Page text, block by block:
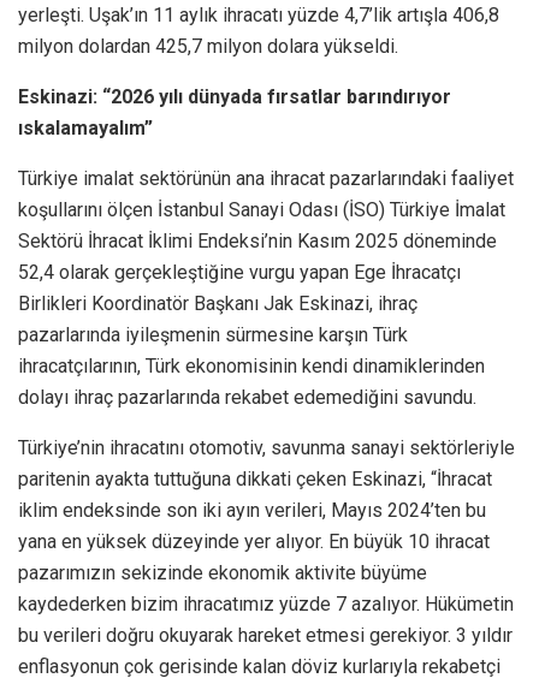
yerleşti. Uşak’ın 11 aylık ihracatı yüzde 4,7’lik artışla 406,8
milyon dolardan 425,7 milyon dolara yükseldi.
Eskinazi: “2026 yılı dünyada fırsatlar barındırıyor
ıskalamayalım”
Türkiye imalat sektörünün ana ihracat pazarlarındaki faaliyet
koşullarını ölçen İstanbul Sanayi Odası (İSO) Türkiye İmalat
Sektörü İhracat İklimi Endeksi’nin Kasım 2025 döneminde
52,4 olarak gerçekleştiğine vurgu yapan Ege İhracatçı
Birlikleri Koordinatör Başkanı Jak Eskinazi, ihraç
pazarlarında iyileşmenin sürmesine karşın Türk
ihracatçılarının, Türk ekonomisinin kendi dinamiklerinden
dolayı ihraç pazarlarında rekabet edemediğini savundu.
Türkiye’nin ihracatını otomotiv, savunma sanayi sektörleriyle
paritenin ayakta tuttuğuna dikkati çeken Eskinazi, “İhracat
iklim endeksinde son iki ayın verileri, Mayıs 2024’ten bu
yana en yüksek düzeyinde yer alıyor. En büyük 10 ihracat
pazarımızın sekizinde ekonomik aktivite büyüme
kaydederken bizim ihracatımız yüzde 7 azalıyor. Hükümetin
bu verileri doğru okuyarak hareket etmesi gerekiyor. 3 yıldır
enflasyonun çok gerisinde kalan döviz kurlarıyla rekabetçi